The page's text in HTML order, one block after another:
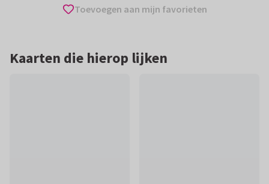
Toevoegen aan mijn favorieten
Kaarten die hierop lijken